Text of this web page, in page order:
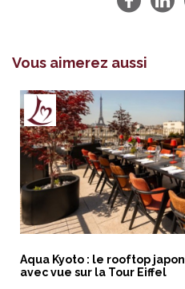
Vous aimerez aussi
Aqua Kyoto : le rooftop
avec vue sur la Tour Eiffel